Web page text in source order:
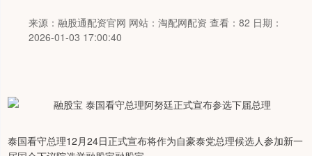
来源：融股通配资官网 网站：淘配网配资 查看：82 日期：
2026-01-03 17:00:40
泰国看守总理12月24日正式宣布将作为自豪泰党总理候选人参加新一